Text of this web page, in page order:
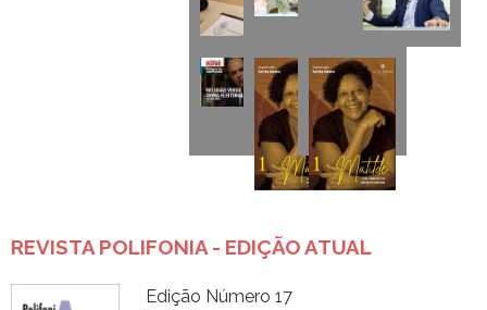
REVISTA POLIFONIA - EDIÇÃO ATUAL
Edição Número 17